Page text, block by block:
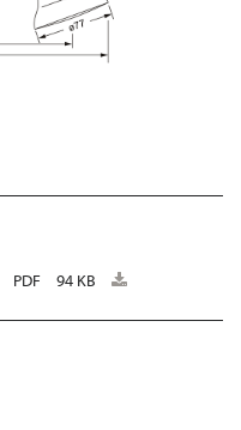
PDF 94 KB